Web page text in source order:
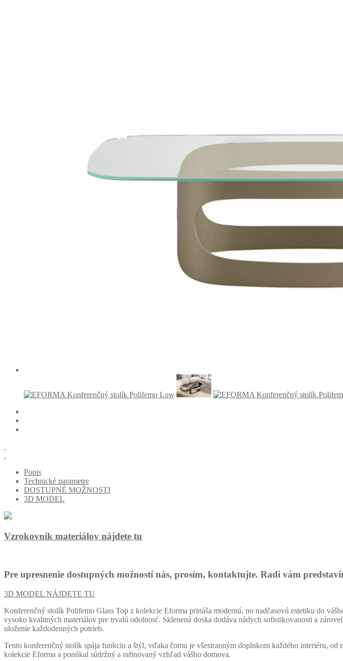
Popis
Technické parametre
DOSTUPNÉ MOŽNOSTI
3D MODEL
Vzrokovník materiálov nájdete tu
Pre upresnenie dostupných možností nás, prosím, kontaktujte. Radi vám
3D MODEL NÁJDETE TU
Konferenčný stolík Polifemo Glass Top z kolekcie Eforma prináša modernú, no nadčasovú estetiku do
vysoko kvalitných materiálov pre trvalú odolnosť. Sklenená doska dodáva nádych sofistikovanosti a
uloženie každodenných potrieb.
Tento konferenčný stolík spája funkciu a štýl, vďaka čomu je všestranným doplnkom každého interiéru,
kolekcie Eforma a ponúkal súdržný a rafinovaný vzhľad vášho domova.